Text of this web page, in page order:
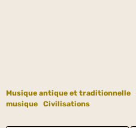
Musique antique et traditionnelle
musique
Civilisations